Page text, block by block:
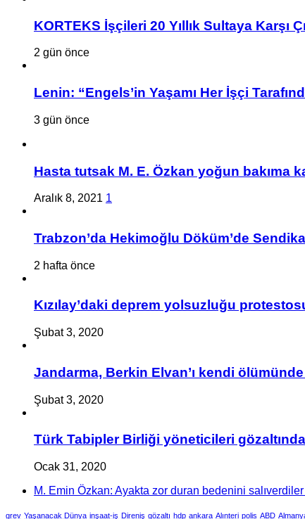
KORTEKS İşçileri 20 Yıllık Sultaya Karşı
2 gün önce
Lenin: “Engels’in Yaşamı Her İşçi
3 gün önce
Hasta tutsak M. E. Özkan yoğun bakıma
Aralık 8, 2021 1
Trabzon’da Hekimoğlu Döküm’de
2 hafta önce
Kızılay’daki deprem yolsuzluğu
Şubat 3, 2020
Jandarma, Berkin Elvan’ı kendi
Şubat 3, 2020
Türk Tabipler Birliği yöneticileri gözaltında
Ocak 31, 2020
M. Emin Özkan: Ayakta zor duran bedenini
grev Yaşanacak Dünya inşaat-iş Direniş gözaltı hdp ankara Alınteri polis ABD